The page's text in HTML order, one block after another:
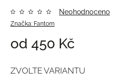
Značka: Fantom
Neohodnoceno
od 450 Kč
ZVOLTE VARIANTU